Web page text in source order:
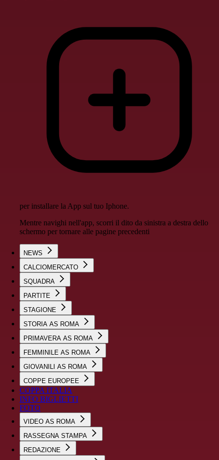
per installare la App sul tuo Iphone.
Mentre navighi nell'app, scorri il dito da sinistra a destra dello
schermo per tornare alle pagine precedenti
NEWS
CALCIOMERCATO
SQUADRA
PARTITE
STAGIONE
STORIA AS ROMA
PRIMAVERA AS ROMA
FEMMINILE AS ROMA
GIOVANILI AS ROMA
COPPE EUROPEE
COPPA ITALIA
INFO BIGLIETTI
FOTO
VIDEO AS ROMA
RASSEGNA STAMPA
REDAZIONE